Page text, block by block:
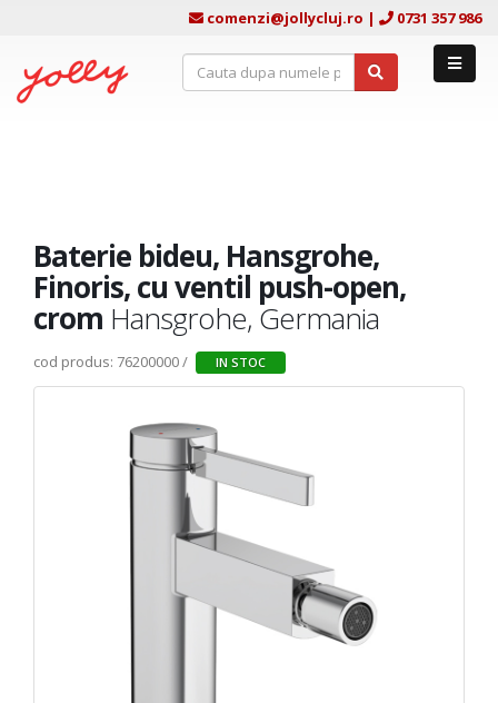
comenzi@jollycluj.ro | 0731 357 986
Baterie bideu, Hansgrohe,
Finoris, cu ventil push-open,
crom Hansgrohe, Germania
cod produs: 76200000 / IN STOC